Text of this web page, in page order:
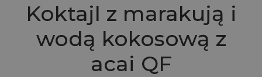
Koktajl z marakują i
wodą kokosową z
acai QF